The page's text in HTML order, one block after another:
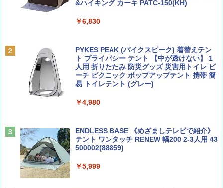
￥713
￥2,479
力的な町 2026～2027 地球の歩き方D アジア
ァキア 2026～2027 地球の歩き方A ヨーロッ
&ハイキング カーキ PATC-150(KH)
￥6,830
PYKES PEAK (パイクスピーク) 着替えテン
ト プライバシー テント 【中が透けない】 1
人用 折りたたみ 防災グッズ 災害用トイレ ビ
ーチ ピクニック ポップアップテント 携帯 簡
易 トイレテント (グレー)
￥4,980
ENDLESS BASE 《めざましテレビで紹介》
テント ワンタッチ RENEW 幅200 2-3人用 43
500002(88859)
￥5,999